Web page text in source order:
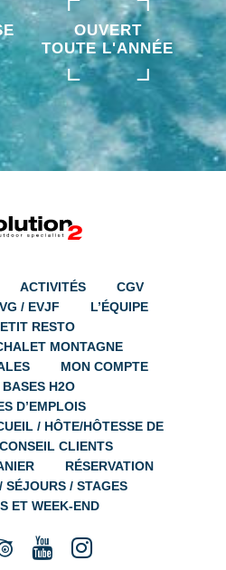
OUVERT
TOUTE L'ANNÉE
ACTIVITÉS
CGV
/ EVJF
L’ÉQUIPE
RESTO
MONTAGNE
MON COMPTE
BASES H2O
D’EMPLOIS
/ HÔTE/HÔTESSE DE
CLIENTS
RÉSERVATION
SÉJOURS / STAGES
ET WEEK-END